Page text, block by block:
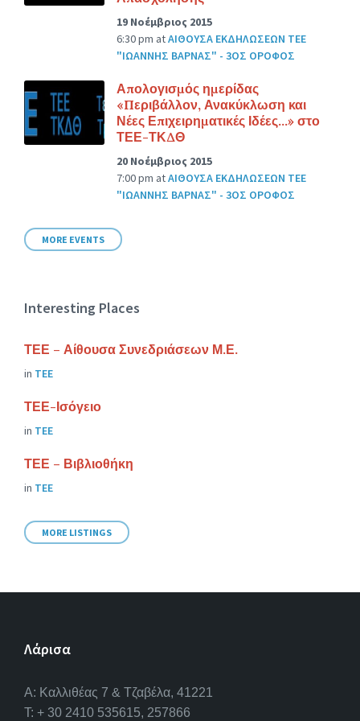
19 Νοέμβριος 2015
6:30 pm atΑΙΘΟΥΣΑ ΕΚΔΗΛΩΣΕΩΝ ΤΕΕ
"ΙΩΑΝΝΗΣ ΒΑΡΝΑΣ" - 3ΟΣ ΟΡΟΦΟΣ
Απολογισμός ημερίδας
«Περιβάλλον, Ανακύκλωση και
Νέες Επιχειρηματικές Ιδέες…» στο
ΤΕΕ-ΤΚΔΘ
20 Νοέμβριος 2015
7:00 pm atΑΙΘΟΥΣΑ ΕΚΔΗΛΩΣΕΩΝ ΤΕΕ
"ΙΩΑΝΝΗΣ ΒΑΡΝΑΣ" - 3ΟΣ ΟΡΟΦΟΣ
MORE EVENTS
Interesting Places
ΤΕΕ – Αίθουσα Συνεδριάσεων Μ.Ε.
in ΤΕΕ
ΤΕΕ-Ισόγειο
in ΤΕΕ
ΤΕΕ – Βιβλιοθήκη
in ΤΕΕ
MORE LISTINGS
Λάρισα
A: Καλλιθέας 7 & Τζαβέλα, 41221
T: + 30 2410 535615, 257866